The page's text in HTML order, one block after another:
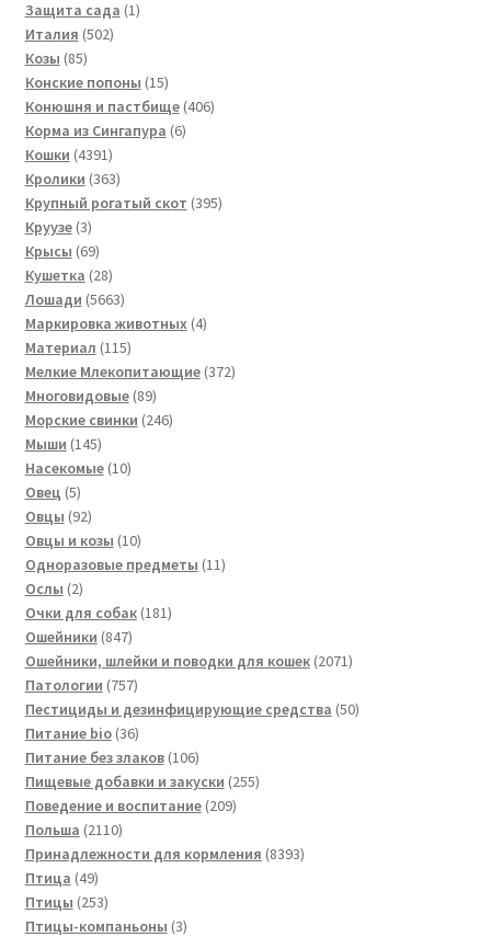
Защита сада 11
Италия 502502
Козы 8585
товаров
Конские попоны 1515
товаров
Конюшня и пастбище 406406
Корма из Сингапура 66
Кошки 43914391
товар
Кролики 363363
товара
Крупный рогатый скот 395395
Круузе 33
товара
Крысы 6969
товаров
Кушетка 2828
товаров
Лошади 56635663
товара
Маркировка животных 44
Материал 115115
товаров
Мелкие Млекопитающие 372372
Многовидовые 8989
товаров
Морские свинки 246246
Мыши 145145
товаров
Насекомые 1010
Овец 55
товаров
Овцы 9292
товара
Овцы и козы 1010
товаров
Одноразовые предметы 1111
Ослы 22
товара
Очки для собак 181181
Ошейники 847847
товаров
Ошейники, шлейки и поводки для кошек 20712071
Патологии 757757
товаров
Пестициды и дезинфицирующие средства 5050
Питание bio 3636
товаров
Питание без злаков 106106
товаров
Пищевые добавки и закуски 255255
Поведение и воспитание 209209
Польша 21102110
товаров
Принадлежности для кормления 83938393
Птица 4949
товаров
Птицы 253253
товара
Птицы-компаньоны 33